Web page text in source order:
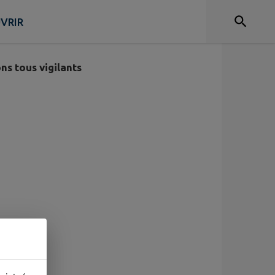
tous vigilants